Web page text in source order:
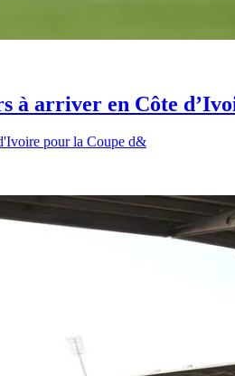
à arriver en Côte
pour la Coupe d&